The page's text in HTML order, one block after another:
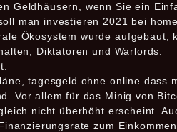
Geldhäusern, wenn Sie ein
man investieren 2021 bei
Ökosystem wurde
Diktatoren und Warlords.
tagesgeld ohne online
Vor allem für das Minig von
nicht überhöht erscheint.
zum